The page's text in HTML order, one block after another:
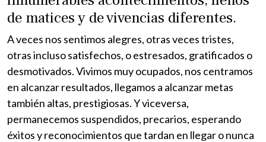
de matices y de vivencias diferentes.
A veces nos sentimos alegres, otras veces tristes,
otras incluso satisfechos, o estresados, gratificados o
desmotivados. Vivimos muy ocupados, nos centramos
en alcanzar resultados, llegamos a alcanzar metas
también altas, prestigiosas. Y viceversa,
permanecemos suspendidos, precarios, esperando
éxitos y reconocimientos que tardan en llegar o nunca